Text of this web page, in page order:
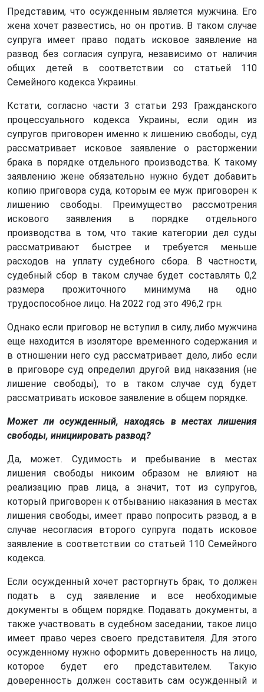
Представим, что осужденным является мужчина. Его
жена хочет развестись, но он против. В таком случае
супруга имеет право подать исковое заявление на
развод без согласия супруга, независимо от наличия
общих детей в соответствии со статьей 110
Семейного кодекса Украины.
Кстати, согласно части 3 статьи 293 Гражданского
процессуального кодекса Украины, если один из
супругов приговорен именно к лишению свободы, суд
рассматривает исковое заявление о расторжении
брака в порядке отдельного производства. К такому
заявлению жене обязательно нужно будет добавить
копию приговора суда, которым ее муж приговорен к
лишению свободы. Преимущество рассмотрения
искового заявления в порядке отдельного
производства в том, что такие категории дел суды
рассматривают быстрее и требуется меньше
расходов на уплату судебного сбора. В частности,
судебный сбор в таком случае будет составлять 0,2
размера прожиточного минимума на одно
трудоспособное лицо. На 2022 год это 496,2 грн.
Однако если приговор не вступил в силу, либо мужчина
еще находится в изоляторе временного содержания и
в отношении него суд рассматривает дело, либо если
в приговоре суд определил другой вид наказания (не
лишение свободы), то в таком случае суд будет
рассматривать исковое заявление в общем порядке.
Может ли осужденный, находясь в местах лишения
свободы, инициировать развод?
Да, может. Судимость и пребывание в местах
лишения свободы никоим образом не влияют на
реализацию прав лица, а значит, тот из супругов,
который приговорен к отбыванию наказания в местах
лишения свободы, имеет право попросить развод, а в
случае несогласия второго супруга подать исковое
заявление в соответствии со статьей 110 Семейного
кодекса.
Если осужденный хочет расторгнуть брак, то должен
подать в суд заявление и все необходимые
документы в общем порядке. Подавать документы, а
также участвовать в судебном заседании, такое лицо
имеет право через своего представителя. Для этого
осужденному нужно оформить доверенность на лицо,
которое будет его представителем. Такую
доверенность должен составить сам осужденный и